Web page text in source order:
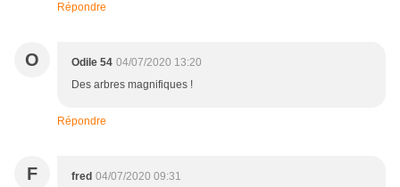
Répondre
O Odile 54 04/07/2020 13:20
Des arbres magnifiques !
Répondre
F fred 04/07/2020 09:31